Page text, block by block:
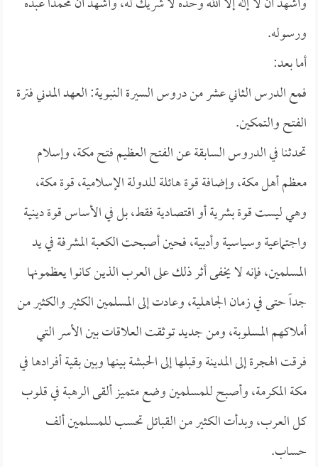
ورسوله.
أما بعد:
فمع الدرس الثاني عشر من دروس السيرة النبوية: العهد المدني فترة
الفتح والتمكين.
تحدثنا في الدروس السابقة عن الفتح العظيم فتح مكة، وإسلام
معظم أهل مكة، وإضافة قوة هائلة للدولة الإسلامية، قوة مكة،
وهي ليست قوة بشرية أو اقتصادية فقط، بل في الأساس قوة دينية
واجتماعية وسياسية وأدبية، فحين أصبحت الكعبة المشرفة في يد
المسلمين، فإنه لا يخفى أثر ذلك على العرب الذين كانوا يعظمونها
جداً حتى في زمان الجاهلية، وعادت إلى المسلمين الكثير والكثير من
أملاكهم المسلوبة، ومن جديد توثقت العلاقات بين الأسر التي
فرقت الهجرة إلى المدينة وقبلها إلى الحبشة بينها وبين بقية أفرادها في
مكة المكرمة، وأصبح للمسلمين وضع متميز ألقى الرهبة في قلوب
كل العرب، وبدأت الكثير من القبائل تحسب للمسلمين ألف
حساب.